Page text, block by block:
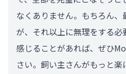
なくありません。もちろん
が、それ以上に無理をする
感じることがあれば、ぜひ
さい。飼い主さんがもっと